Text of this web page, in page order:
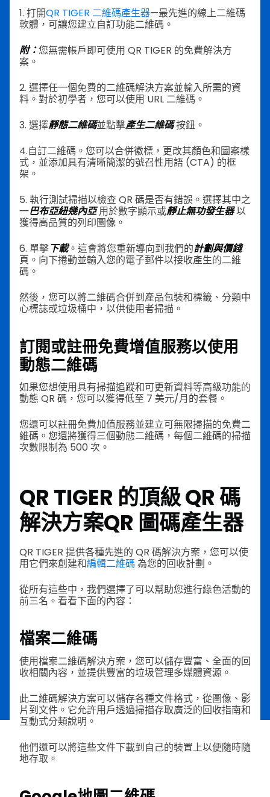
1. 打開QR TIGER 二維碼產生器—最先進的線上二維碼
軟體，可讓您建立自訂功能二維碼。
附：您無需帳戶即可使用 QR TIGER 的免費解決方
案。
2. 選擇任一個免費的二維碼解決方案並輸入所需的資
料。對於初學者，您可以使用 URL 二維碼。
3. 選擇靜態二維碼並點擊產生二維碼按鈕。
4.自訂二維碼。您可以合併徽標，更改其顏色和圖案樣
式，並添加具有清晰簡潔的號召性用語 (CTA) 的框
架。
5. 執行測試掃描以檢查 QR 碼是否有錯誤。選擇其中之
一巴布亞紐幾內亞用於數字顯示或靜止無功發生器以
獲得高品質的列印圖像。
6. 單擊下載。這會將您重新導向到我們的計劃與價錢
頁。向下捲動並輸入您的電子郵件以接收產生的二維
碼。
然後，您可以將二維碼合併到產品包裝和標籤、分類中
心標誌或垃圾桶中，以供使用者掃描。
訂閱或註冊免費增值服務以使用
動態二維碼
如果您想使用具有掃描追蹤和可更新資料等高級功能的
動態 QR 碼，您可以獲得低至 7 美元/月的套餐。
您還可以註冊免費加值服務並建立可無限掃描的免費二
維碼。您還將獲得三個動態二維碼，每個二維碼的掃描
次數限制為 500 次。
QR TIGER 的頂級 QR 碼
解決方案QR 圖碼產生器
QR TIGER 提供各種先進的 QR 碼解決方案，您可以使
用它們來創建和編輯二維碼 為您的回收計劃。
從所有這些中，我們選擇了可以幫助您進行綠色活動的
前三名。看看下面的內容：
檔案二維碼
使用檔案二維碼解決方案，您可以儲存豐富、全面的回
收相關內容，並提供豐富的垃圾管理多媒體資源。
此二維碼解決方案可以儲存各種文件格式，從圖像、影
片到文件。它允許用戶透過掃描存取廣泛的回收指南和
互動式分類說明。
他們還可以將這些文件下載到自己的裝置上以便隨時隨
地存取。